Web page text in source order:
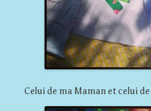
Celui de ma Maman et celui de